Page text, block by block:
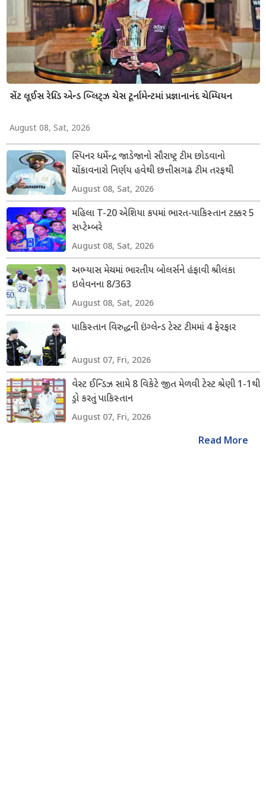
સેંટ લૂઈસ રેપિડ એન્ડ બ્લિટ્ઝ ચેસ ટૂર્નામેન્ટમાં પ્રજ્ઞાનાનંદ ચેમ્પિયન
August 08, Sat, 2026
સ્પિનર ધર્મેન્દ્ર જાડેજાનો સૌરાષ્ટ્ર ટીમ છોડવાનો
ચોંકાવનારો નિર્ણય હવેથી છત્તીસગઢ ટીમ તરફથી
ડોમેસ્ટિક ક્રિકેટ રમશે
August 08, Sat, 2026
મહિલા T-20 એશિયા કપમાં ભારત-પાકિસ્તાન ટક્કર 5
સપ્ટેમ્બરે
August 08, Sat, 2026
અભ્યાસ મેચમાં ભારતીય બોલર્સને હંફાવી શ્રીલંકા
ઇલેવનના 8/363
August 08, Sat, 2026
પાકિસ્તાન વિરુદ્ધની ઇંગ્લેન્ડ ટેસ્ટ ટીમમાં 4 ફેરફાર
August 07, Fri, 2026
વેસ્ટ ઈન્ડિઝ સામે 8 વિકેટે જીત મેળવી ટેસ્ટ શ્રેણી 1-1થી
ડ્રો કરતું પાકિસ્તાન
August 07, Fri, 2026
Read More